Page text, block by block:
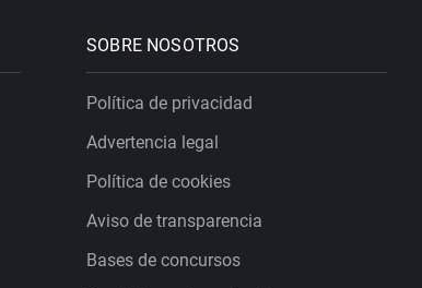
SOBRE NOSOTROS
Política de privacidad
Advertencia legal
Política de cookies
Aviso de transparencia
Bases de concursos